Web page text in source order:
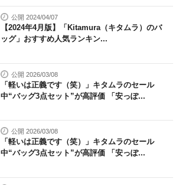
公開 2024/04/07
【2024年4月版】「Kitamura（キタムラ）のバ
ッグ」おすすめ人気ランキン...
公開 2026/03/08
「軽いは正義です（笑）」キタムラのセール
中“バッグ3点セット”が高評価 「安っぽ...
公開 2026/03/08
「軽いは正義です（笑）」キタムラのセール
中“バッグ3点セット”が高評価 「安っぽ...